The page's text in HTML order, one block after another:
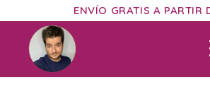
ENVÍO GRATIS A PARTIR